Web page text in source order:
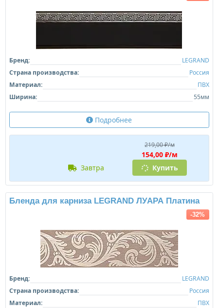
Бренд:
LEGRAND
Страна производства:
Россия
Материал:
ПВХ
Ширина:
55мм
Подробнее
219,00 ₽/м
154,00 ₽/м
завтра
Купить
Бленда для карниза LEGRAND ЛУАРА Платина
-32%
Бренд:
LEGRAND
Страна производства:
Россия
Материал:
ПВХ